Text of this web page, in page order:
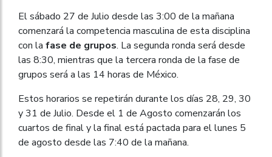
El sábado 27 de Julio desde las 3:00 de la mañana
comenzará la competencia masculina de esta disciplina
con la fase de grupos. La segunda ronda será desde
las 8:30, mientras que la tercera ronda de la fase de
grupos será a las 14 horas de México.
Estos horarios se repetirán durante los días 28, 29, 30
y 31 de Julio. Desde el 1 de Agosto comenzarán los
cuartos de final y la final está pactada para el lunes 5
de agosto desde las 7:40 de la mañana.